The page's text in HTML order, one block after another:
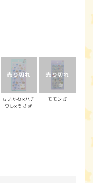
ちいかわ×ハチ
ワレ×うさぎ
モモンガ